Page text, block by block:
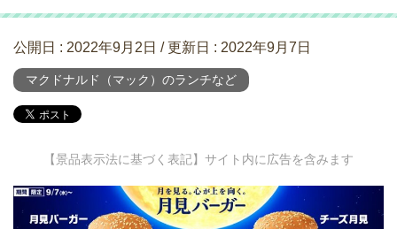
公開日 : 2022年9月2日 / 更新日 : 2022年9月7日
マクドナルド（マック）のランチなど
【景品表示法に基づく表記】サイト内に広告を含みます